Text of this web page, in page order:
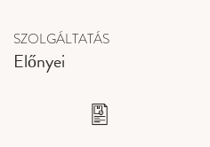
SZOLGÁLTATÁS
Előnyei